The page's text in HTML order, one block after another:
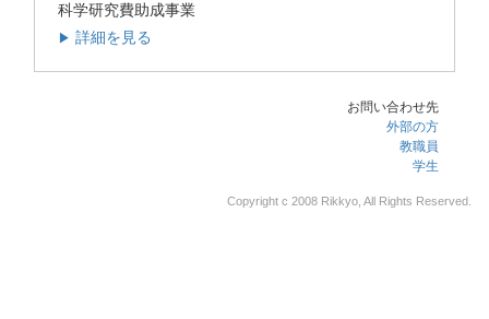
科学研究費助成事業
▶ 詳細を見る
お問い合わせ先
外部の方
教職員
学生
Copyright c 2008 Rikkyo, All Rights Reserved.